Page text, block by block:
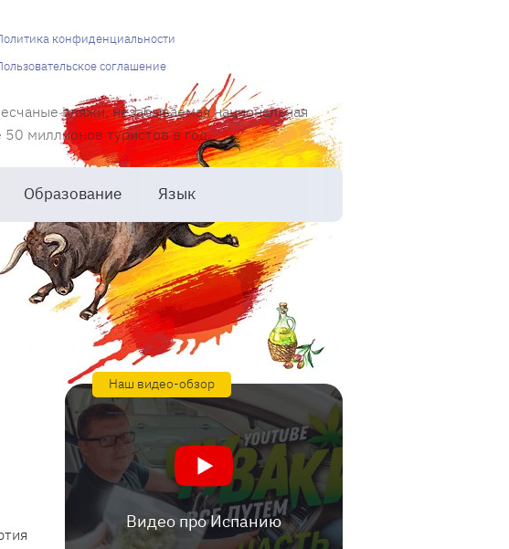
пляжи, незабываемая национальная
миллионов туристов в год.
Образование Язык
конфиденциальности
соглашение
Наш видео-обзор
Видео про Испанию